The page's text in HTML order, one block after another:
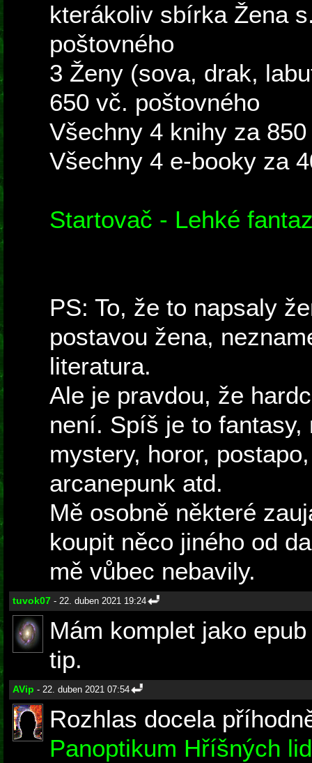
kterákoliv sbírka Žena
poštovného
3 Ženy (sova, drak,
650 vč. poštovného
Všechny 4 knihy za
Všechny 4 e-booky za
Startovač - Lehké
PS: To, že to napsaly
postavou žena,
literatura.
Ale je pravdou, že
není. Spíš je to fantasy,
mystery, horor,
arcanepunk atd.
Mě osobně některé
koupit něco jiného od
mě vůbec nebavily.
tuvok07 - 22. duben 2021 19:24
Mám komplet jako
tip.
AVip - 22. duben 2021 07:54
Rozhlas docela
Panoptikum Hříšných